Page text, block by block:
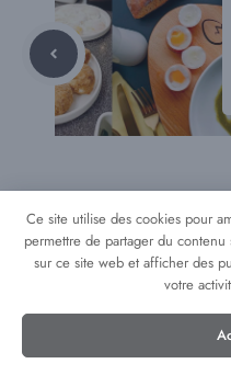
Téhéran
thriller
arrive au
Ce site utilise des cookies pour
permettre de partager du
sur ce site web et afficher des
votre